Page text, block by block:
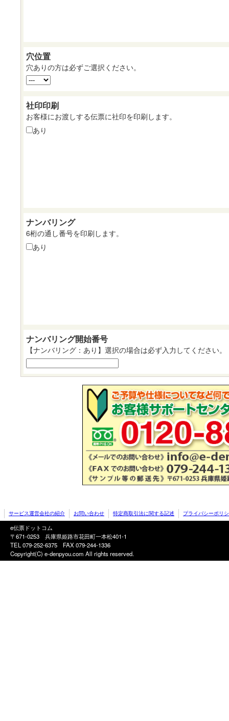
穴位置
穴ありの方は必ずご選択ください。
社印印刷
お客様にお渡しする伝票に社印を印刷します。
あり
ナンバリング
6桁の通し番号を印刷します。
あり
ナンバリング開始番号
【ナンバリング：あり】選択の場合は必ず入力してください。
サービス運営会社の紹介 お問い合わせ 特定商取引法に関する記述 プライバシーポリ
e伝票ドットコム
〒671-0253 兵庫県姫路市花田町一本松401-1
TEL 079-252-6375 FAX 079-244-1336
Copyright(C) e-denpyou.com All rights reserved.